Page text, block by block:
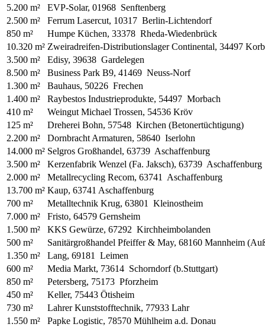
5.200 m²
EVP-Solar, 01968 Senftenberg
2.500 m²
Ferrum Lasercut, 10317 Berlin-Lichtendorf
850 m²
Humpe Küchen, 33378 Rheda-Wiedenbrück
10.320 m² Zweiradreifen-Distributionslager Continental, 34497
3.500 m²
Edisy, 39638 Gardelegen
8.500 m²
Business Park B9, 41469 Neuss-Norf
1.300 m²
Bauhaus, 50226 Frechen
1.400 m²
Raybestos Industrieprodukte, 54497 Morbach
410 m²
Weingut Michael Trossen, 54536 Kröv
125 m²
Dreherei Bohn, 57548 Kirchen (Betonertüchtigung)
2.200 m²
Dornbracht Armaturen, 58640 Iserlohn
14.000 m² Selgros Großhandel, 63739 Aschaffenburg
3.500 m²
Kerzenfabrik Wenzel (Fa. Jaksch), 63739 Aschaffenburg
2.000 m²
Metallrecycling Recom, 63741 Aschaffenburg
13.700 m² Kaup, 63741 Aschaffenburg
700 m²
Metalltechnik Krug, 63801 Kleinostheim
7.000 m²
Fristo, 64579 Gernsheim
1.500 m²
KKS Gewürze, 67292 Kirchheimbolanden
500 m²
Sanitärgroßhandel Pfeiffer & May, 68160 Mannheim
1.350 m²
Lang, 69181 Leimen
600 m²
Media Markt, 73614 Schorndorf (b.Stuttgart)
850 m²
Petersberg, 75173 Pforzheim
450 m²
Keller, 75443 Ötisheim
730 m²
Lahrer Kunststofftechnik, 77933 Lahr
1.550 m²
Papke Logistic, 78570 Mühlheim a.d. Donau